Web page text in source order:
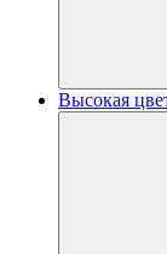
Высокая